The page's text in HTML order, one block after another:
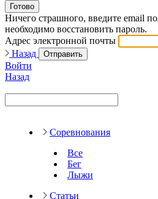
Готово
Ничего страшного, введите email
необходимо восстановить пароль.
Адрес электронной почты
Назад
Отправить
Войти
Назад
Соревнования
Все
Бег
Лыжи
Статьи